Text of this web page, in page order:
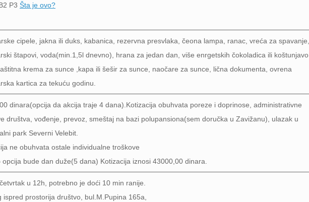
P3 Šta je ovo?
cipele, jakna ili duks, kabanica, rezervna presvlaka, čeona lampa, ranac, vreća za spavanje,
štapovi, voda(min.1,5l dnevno), hrana za jedan dan, više enrgetskih čokoladica ili koštunjavo
krema za sunce ,kapa ili šešir za sunce, naočare za sunce, lična dokumenta, ovrena
kartica za tekuću godinu.
dinara(opcija da akcija traje 4 dana).Kotizacija obuhvata poreze i doprinose, administrativne
društva, vođenje, prevoz, smeštaj na bazi polupansiona(sem doručka u Zavižanu), ulazak u
park Severni Velebit.
ne obuhvata ostale individualne troškove
opcija bude dan duže(5 dana) Kotizacija iznosi 43000,00 dinara.
u 12h, potrebno je doći 10 min ranije.
ispred prostorija društvo, bul.M.Pupina 165a,